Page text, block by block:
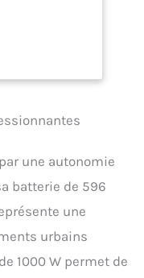
puissance
lui
jusqu'à 22%
optimisés.
en
(19 km/h):
équilibrant
(25 km/h): Pour
précis.
de Freinage
une autonomie
batterie de 596
une
urbains
1000 W permet de